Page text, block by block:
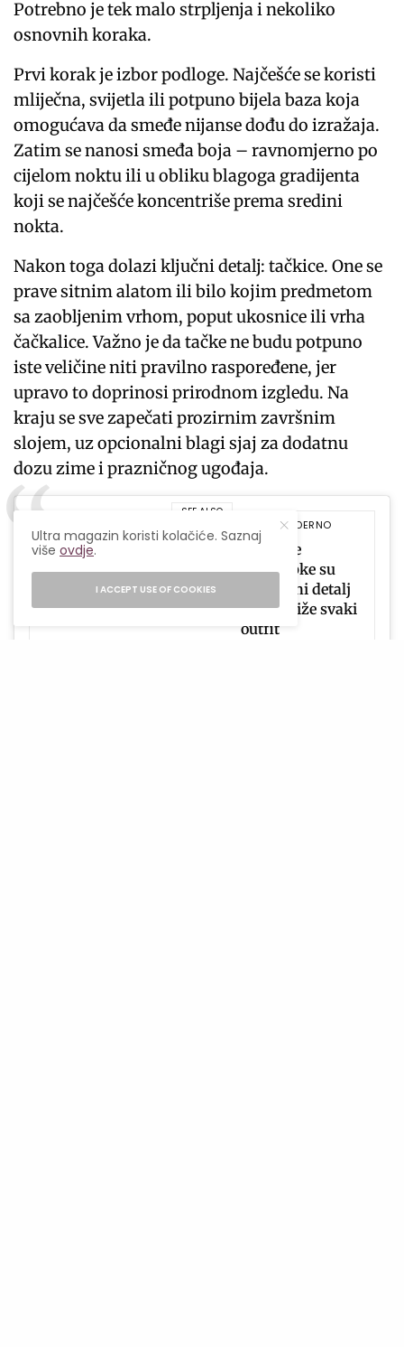
Potrebno je tek malo strpljenja i nekoliko
osnovnih koraka.
Prvi korak je izbor podloge. Najčešće se koristi
mliječna, svijetla ili potpuno bijela baza koja
omogućava da smeđe nijanse dođu do izražaja.
Zatim se nanosi smeđa boja – ravnomjerno po
cijelom noktu ili u obliku blagoga gradijenta
koji se najčešće koncentriše prema sredini
nokta.
Nakon toga dolazi ključni detalj: tačkice. One se
prave sitnim alatom ili bilo kojim predmetom
sa zaobljenim vrhom, poput ukosnice ili vrha
čačkalice. Važno je da tačke ne budu potpuno
iste veličine niti pravilno raspoređene, jer
upravo to doprinosi prirodnom izgledu. Na
kraju se sve zapečati prozirnim završnim
slojem, uz opcionalni blagi sjaj za dodatnu
dozu zime i prazničnog ugođaja.
SEE ALSO
MODERNO
Čipkaste
hulahopke su
praznični detalj
koji podiže svaki
outfit
Ultra magazin koristi kolačiće. Saznaj
višeovdje.
I ACCEPT USE OF COOKIES